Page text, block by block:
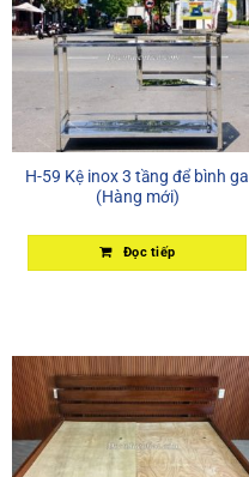
H-59 Kệ inox 3 tầng để bình ga
(Hàng mới)
Đọc tiếp